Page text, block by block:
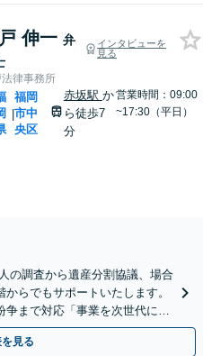
伸一 弁
インタビューを
見る
律事務所
|
福岡
市中
央区
赤坂駅 か
ら徒歩7
分
営業時間：09:00
~17:30（平日）
の調査から遺産分割協議、場合
らでもサポートいたします。
まで対応「事業を次世代に引
完全個室相談】
見る